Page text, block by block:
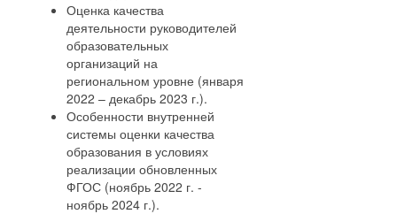
Оценка качества
деятельности руководителей
образовательных
организаций на
региональном уровне (января
2022 – декабрь 2023 г.).
Особенности внутренней
системы оценки качества
образования в условиях
реализации обновленных
ФГОС (ноябрь 2022 г. -
ноябрь 2024 г.).